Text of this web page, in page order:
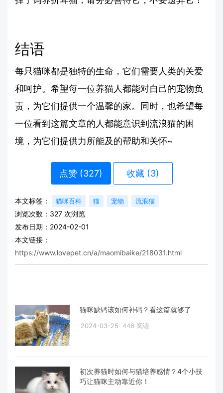
结语
每只猫咪都是独特的生命，它们需要人类的关爱
和呵护。希望每一位养猫人都能对自己的宠物负
责，为它们提供一个温馨的家。同时，也希望每
一位看到这篇文章的人都能意识到流浪猫的困
境，为它们提供力所能及的帮助和关怀~
点赞 (327) 收藏 (3)
本文标签： 猫咪百科 猫 宠物 流浪猫
浏览次数： 327 次浏览
发布日期：2024-02-01
本文链接：
https://www.lovepet.cn/a/maomibaike/218031.html
猫咪缺钙该如何补钙？看这篇就够了
2024-03-25 446 阅读
初次养猫时如何与猫培养感情？4个小技
巧让猫咪主动靠近你！